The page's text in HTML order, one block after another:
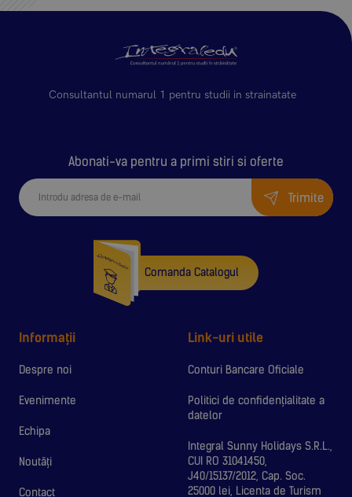
Consultantul numarul 1 pentru studii in strainatate
Informații
Despre noi
Evenimente
Echipa
Noutăți
Contact
Link-uri utile
Conturi Bancare Oficiale
Politici de confidențialitate a
datelor
Integral Sunny Holidays S.R.L.,
CUI RO 31041450,
J40/15137/2012, Cap. Soc.
25000 lei, Licenta de Turism
Abonati-va pentru a primi stiri si oferte
Trimite
Comanda Catalogul